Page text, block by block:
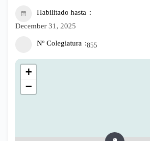
Habilitado hasta
December 31, 2025
Nº Colegiatura 855
+
−